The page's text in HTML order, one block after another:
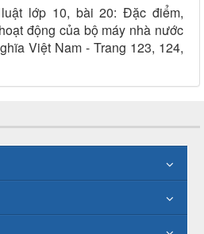
lớp 10, bài 20: Đặc điểm,
động của bộ máy nhà nước
Việt Nam - Trang 123, 124,